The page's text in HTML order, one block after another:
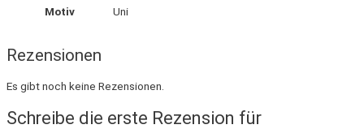
Motiv Uni
Rezensionen
Es gibt noch keine Rezensionen.
Schreibe die erste Rezension für